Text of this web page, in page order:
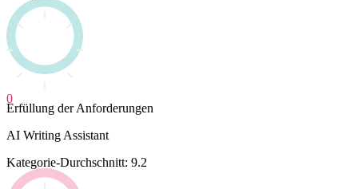
0
Erfüllung der Anforderungen
AI Writing Assistant
Kategorie-Durchschnitt: 9.2